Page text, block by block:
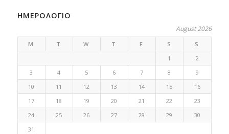
ΗΜΕΡΟΛΟΓΙΟ
August 2026
M T W T F S
S
1
2
3
4 5 6 7 8
9
10
11 12 13 14 15
16
17
18 19 20 21 22
23
24
25 26 27 28 29
30
31